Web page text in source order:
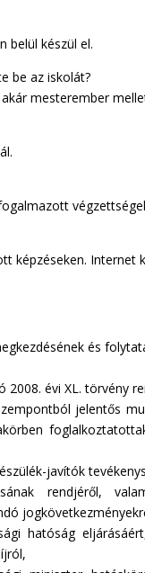
belül készül el.
be az iskolát?
mesterember
képzéseken. Internet
és
2008. évi XL. törvény
jelentős
javítók
rendjéről,
hatóság